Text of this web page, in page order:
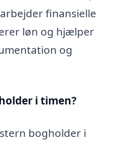
finansielle
løn og hjælper
og
i timen?
bogholder i